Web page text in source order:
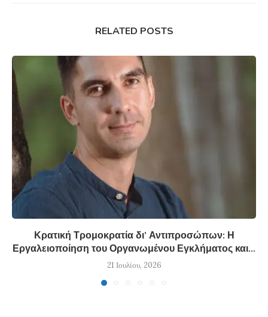
RELATED POSTS
Κρατική Τρομοκρατία δι’ Αντιπροσώπων: Η
Εργαλειοποίηση του Οργανωμένου Εγκλήματος και...
21 Ιουλίου, 2026